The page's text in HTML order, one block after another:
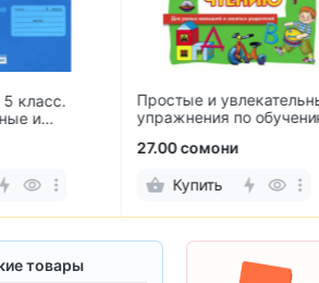
Простые и увлекательные
упражнения по обучению
товары